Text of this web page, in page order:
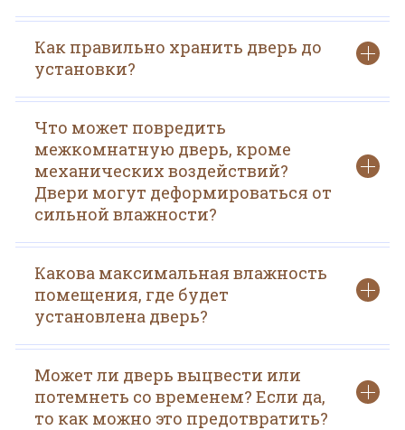
Как правильно хранить дверь до
установки?
Что может повредить
межкомнатную дверь, кроме
механических воздействий?
Двери могут деформироваться от
сильной влажности?
Какова максимальная влажность
помещения, где будет
установлена дверь?
Может ли дверь выцвести или
потемнеть со временем? Если да,
то как можно это предотвратить?